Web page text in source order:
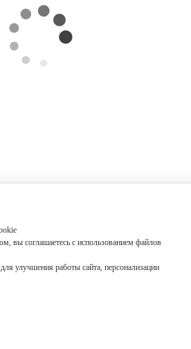
вы соглашаетесь с использованием файлов
улучшения работы сайта, персонализации